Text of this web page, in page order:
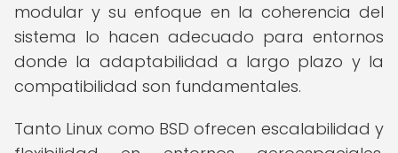
modular y su enfoque en la coherencia del
sistema lo hacen adecuado para entornos
donde la adaptabilidad a largo plazo y la
compatibilidad son fundamentales.
Tanto Linux como BSD ofrecen escalabilidad y